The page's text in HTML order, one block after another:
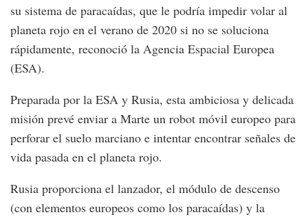
su sistema de paracaídas, que le podría impedir volar al
planeta rojo en el verano de 2020 si no se soluciona
rápidamente, reconoció la Agencia Espacial Europea
(ESA).
Preparada por la ESA y Rusia, esta ambiciosa y delicada
misión prevé enviar a Marte un robot móvil europeo para
perforar el suelo marciano e intentar encontrar señales de
vida pasada en el planeta rojo.
Rusia proporciona el lanzador, el módulo de descenso
(con elementos europeos como los paracaídas) y la